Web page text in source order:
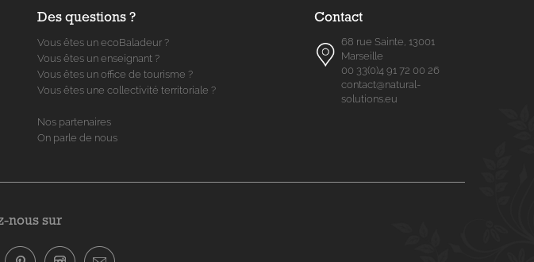
Des questions ?
Vous êtes un ecoBaladeur ?
Vous êtes un enseignant ?
Vous êtes un office de tourisme ?
Vous êtes une collectivité territoriale ?
Nos partenaires
On parle de nous
Contact
68 rue Sainte, 13001
Marseille
00 33(0)4 91 72 00 26
contact@natural-
solutions.eu
nous sur